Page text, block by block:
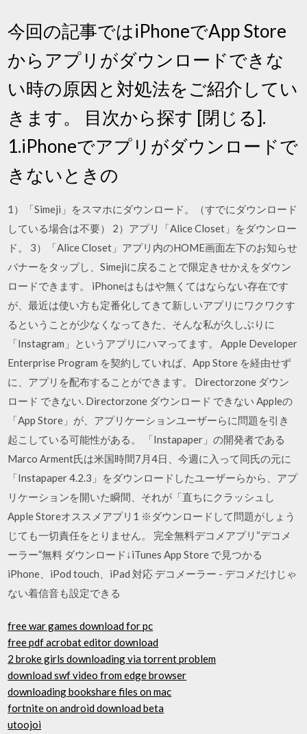
今回の記事ではiPhoneでApp Store
からアプリがダウンロードできな
い時の原因と対処法をご紹介してい
きます。 目次から探す [閉じる].
1.iPhoneでアプリがダウンロードで
きないときの
1）「Simeji」をスマホにダウンロード。（すでにダウンロード
している場合は不要） 2）アプリ「Alice Closet」をダウンロー
ド。 3）「Alice Closet」アプリ内のHOME画面左下のお知らせ
バナーをタップし、Simejiに戻ることで限定きせかえをダウン
ロードできます。 iPhoneはもはや無くてはならない存在です
が、最近は使い方も定番化してきて新しいアプリにワクワクす
るということが少なくなってきた、そんな私が久しぶりに
「Instagram」というアプリにハマってます。 Apple Developer
Enterprise Program を契約していれば、App Store を経由せず
に、アプリを配布することができます。 Directorzone ダウン
ロード できない. Directorzone ダウンロード できない Appleの
「App Store」が、アプリケーションユーザーらに問題を引き
起こしている可能性がある。 「Instapaper」の開発者である
Marco Arment氏は米国時間7月4日、今週に入って同氏の元に
「Instapaper 4.2.3」をダウンロードしたユーザーらから、アプ
リケーションを開いた瞬間、それが「直ちにクラッシュし
Apple Storeオススメアプリ1 ※ダウンロードして問題がしょう
じても一切責任をとりません。 完全無料デコメアプリ“デコメ
ーラー”無料 ダウンロード↓iTunes App Store で見つかる
iPhone、iPod touch、iPad 対応 デコメーラー - デコメだけじゃ
ない着信音も設定できる
free war games download for pc
free pdf acrobat editor download
2 broke girls downloading via torrent problem
download swf video from edge browser
downloading bookshare files on mac
fortnite on android download beta
utoojoi